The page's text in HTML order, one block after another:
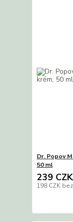
Dr. Popov
50 ml
239 CZK
198 CZK